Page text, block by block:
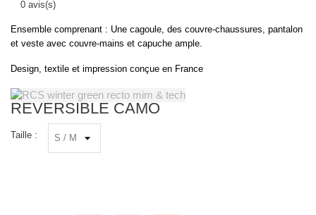
0 avis(s)
Ensemble comprenant : Une cagoule, des couvre-chaussures, pantalon
et veste avec couvre-mains et capuche ample.
Design, textile et impression conçue en France
REVERSIBLE CAMO
Taille :